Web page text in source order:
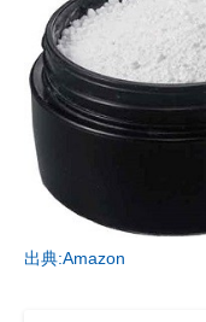
出典:Amazon